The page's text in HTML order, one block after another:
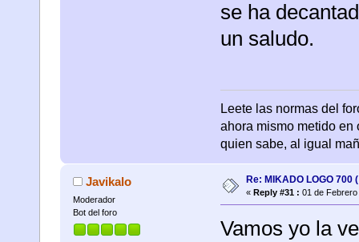
se ha
un saludo.
Leete las normas del
ahora mismo metido en
quien sabe, al igual
Javikalo
Moderador
Bot del foro
Re: MIKADO LOGO 700
« Reply #31 : 01 de Febrero
Vamos yo la